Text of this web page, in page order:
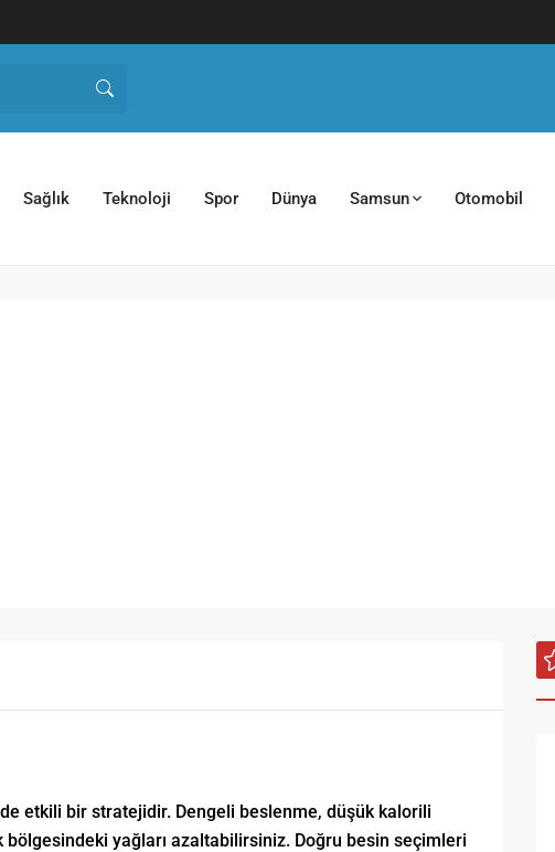
Sağlık Teknoloji Spor Dünya Samsun Otomobil
etkili bir stratejidir. Dengeli beslenme, düşük kalorili
yağları azaltabilirsiniz. Doğru besin seçimleri